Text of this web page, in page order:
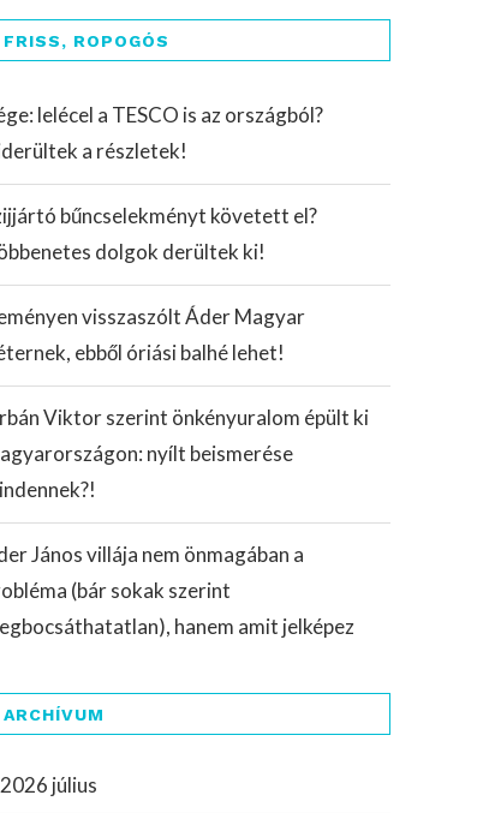
FRISS, ROPOGÓS
lelécel a TESCO is az országból?
a részletek!
bűncselekményt követett el?
dolgok derültek ki!
visszaszólt Áder Magyar
ebből óriási balhé lehet!
Viktor szerint önkényuralom épült ki
nyílt beismerése
János villája nem önmagában a
(bár sokak szerint
hanem amit jelképez
ARCHÍVUM
2026 július